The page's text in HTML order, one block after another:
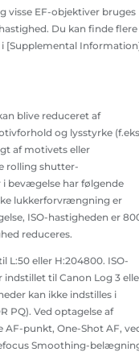
visse EF-objektiver bruges
Du kan finde flere
[Supplemental
blive reduceret af
og lysstyrke
af motivets eller
rolling shutter-
bevægelse har følgende
lukkerforvrængning er
ISO-hastigheden er
reduceres.
L:50 eller H:204800. ISO-
indstillet til Canon Log 3
kan ikke indstilles i
PQ). Ved optagelse af
AF-punkt, One-Shot AF,
Smoothing-